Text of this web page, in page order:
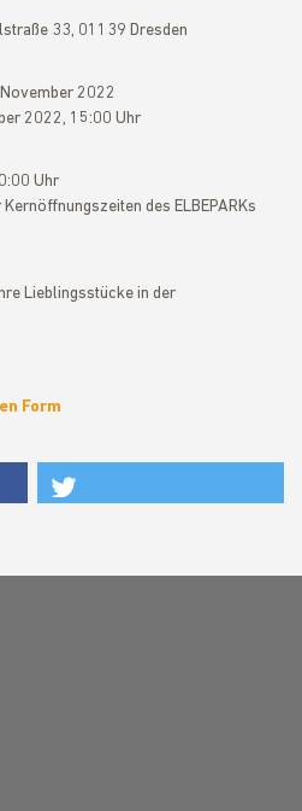
33, 01139 Dresden
2022
2022, 15:00 Uhr
Uhr
des ELBEPARKs
Lieblingsstücke in der
Form